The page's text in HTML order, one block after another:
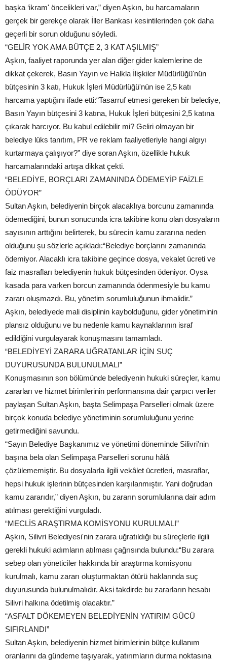
başka ‘ikram' öncelikleri var,” diyen Aşkın, bu harcamaların
gerçek bir gerekçe olarak İller Bankası kesintilerinden çok daha
geçerli bir sorun olduğunu söyledi.
“GELİR YOK AMA BÜTÇE 2, 3 KAT AŞILMIŞ”
Aşkın, faaliyet raporunda yer alan diğer gider kalemlerine de
dikkat çekerek, Basın Yayın ve Halkla İlişkiler Müdürlüğü'nün
bütçesinin 3 katı, Hukuk İşleri Müdürlüğü'nün ise 2,5 katı
harcama yaptığını ifade etti:“Tasarruf etmesi gereken bir belediye,
Basın Yayın bütçesini 3 katına, Hukuk İşleri bütçesini 2,5 katına
çıkarak harcıyor. Bu kabul edilebilir mi? Geliri olmayan bir
belediye lüks tanıtım, PR ve reklam faaliyetleriyle hangi algıyı
kurtarmaya çalışıyor?” diye soran Aşkın, özellikle hukuk
harcamalarındaki artışa dikkat çekti.
“BELEDİYE, BORÇLARI ZAMANINDA ÖDEMEYİP FAİZLE
ÖDÜYOR”
Sultan Aşkın, belediyenin birçok alacaklıya borcunu zamanında
ödemediğini, bunun sonucunda icra takibine konu olan dosyaların
sayısının arttığını belirterek, bu sürecin kamu zararına neden
olduğunu şu sözlerle açıkladı:“Belediye borçlarını zamanında
ödemiyor. Alacaklı icra takibine geçince dosya, vekalet ücreti ve
faiz masrafları belediyenin hukuk bütçesinden ödeniyor. Oysa
kasada para varken borcun zamanında ödenmesiyle bu kamu
zararı oluşmazdı. Bu, yönetim sorumluluğunun ihmalidir.”
Aşkın, belediyede mali disiplinin kaybolduğunu, gider yönetiminin
plansız olduğunu ve bu nedenle kamu kaynaklarının israf
edildiğini vurgulayarak konuşmasını tamamladı.
“BELEDİYEYİ ZARARA UĞRATANLAR İÇİN SUÇ
DUYURUSUNDA BULUNULMALI”
Konuşmasının son bölümünde belediyenin hukuki süreçler, kamu
zararları ve hizmet birimlerinin performansına dair çarpıcı veriler
paylaşan Sultan Aşkın, başta Selimpaşa Parselleri olmak üzere
birçok konuda belediye yönetiminin sorumluluğunu yerine
getirmediğini savundu.
“Sayın Belediye Başkanımız ve yönetimi döneminde Silivri'nin
başına bela olan Selimpaşa Parselleri sorunu hâlâ
çözülememiştir. Bu dosyalarla ilgili vekâlet ücretleri, masraflar,
hepsi hukuk işlerinin bütçesinden karşılanmıştır. Yani doğrudan
kamu zararıdır,” diyen Aşkın, bu zararın sorumlularına dair adım
atılması gerektiğini vurguladı.
“MECLİS ARAŞTIRMA KOMİSYONU KURULMALI”
Aşkın, Silivri Belediyesi'nin zarara uğratıldığı bu süreçlerle ilgili
gerekli hukuki adımların atılması çağrısında bulundu:“Bu zarara
sebep olan yöneticiler hakkında bir araştırma komisyonu
kurulmalı, kamu zararı oluşturmaktan ötürü haklarında suç
duyurusunda bulunulmalıdır. Aksi takdirde bu zararların hesabı
Silivri halkına ödetilmiş olacaktır.”
“ASFALT DÖKEMEYEN BELEDİYENİN YATIRIM GÜCÜ
SIFIRLANDI”
Sultan Aşkın, belediyenin hizmet birimlerinin bütçe kullanım
oranlarını da gündeme taşıyarak, yatırımların durma noktasına